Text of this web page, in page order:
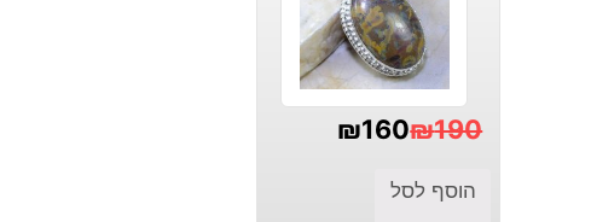
₪190
המקורי
₪160
הנוכחי
הוסף לסל